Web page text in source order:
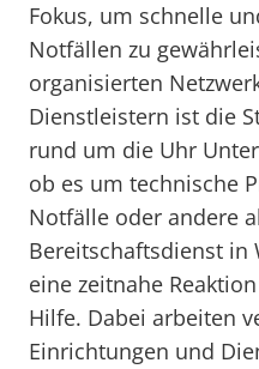
Fokus, um schnelle
Notfällen zu
organisierten
Dienstleistern ist die
rund um die Uhr
ob es um technische
Notfälle oder andere
Bereitschaftsdienst
eine zeitnahe
Hilfe. Dabei arbeiten
Einrichtungen und